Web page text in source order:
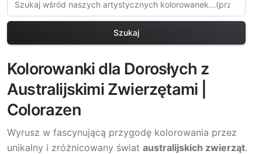
Szukaj
Kolorowanki dla Dorosłych z
Australijskimi Zwierzętami |
Colorazen
Wyrusz w fascynującą przygodę kolorowania przez
unikalny i zróżnicowany świat australijskich zwierząt.